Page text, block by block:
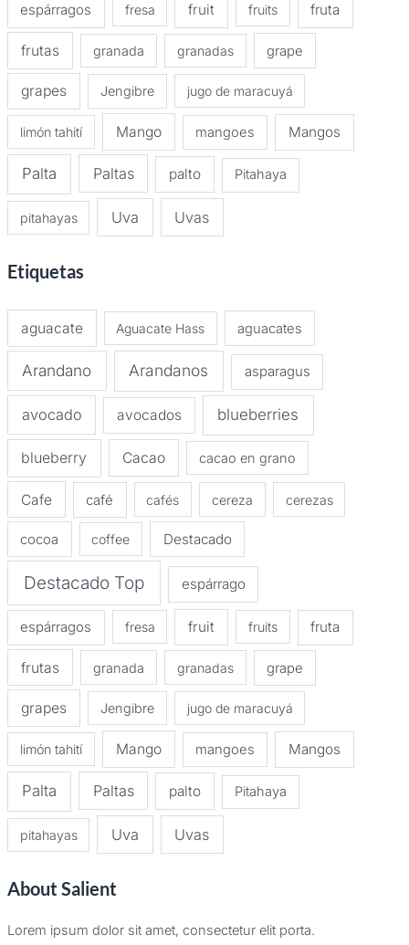
espárragos fresa fruit fruits fruta
frutas granada granadas grape
grapes Jengibre jugo de maracuyá
limón tahití Mango mangoes Mangos
Palta Paltas palto Pitahaya
pitahayas Uva Uvas
Etiquetas
aguacate Aguacate Hass aguacates
Arandano Arandanos asparagus
avocado avocados blueberries
blueberry Cacao cacao en grano
Cafe café cafés cereza cerezas
cocoa coffee Destacado
Destacado Top espárrago
espárragos fresa fruit fruits fruta
frutas granada granadas grape
grapes Jengibre jugo de maracuyá
limón tahití Mango mangoes Mangos
Palta Paltas palto Pitahaya
pitahayas Uva Uvas
About Salient
Lorem ipsum dolor sit amet, consectetur elit porta.